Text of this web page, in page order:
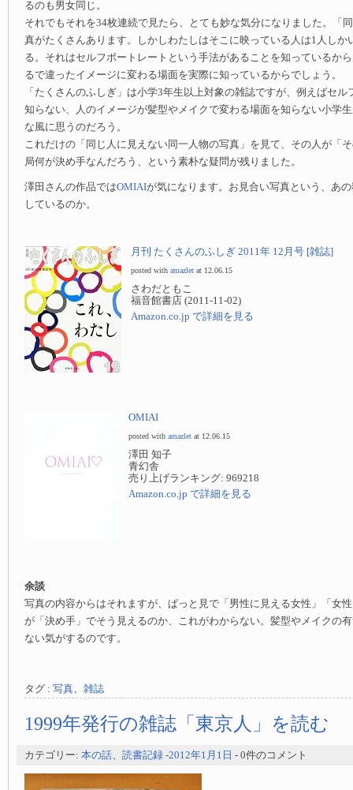
るのも男女同じ。
それでもそれを34枚連続で見たら、とても妙な気分になりました。「
真がたくさんあります。しかしわたしはそこに映っている人は1人しか
る。それはセルフポートレートという手法があることを知っているか
るで違ったイメージに変わる場面を実際に知っているからでしょう。
「たくさんのふしぎ」は小学3年生以上対象の雑誌ですが、例えばセル
知らない、人のイメージが髪型やメイクで変わる場面を知らない小学
な風に思うのだろう。
これだけの「同じ人に見えない同一人物の写真」を見て、その人が「
局何が決め手なんだろう、という素朴な疑問が残りました。
澤田さんの作品ではOMIAIが気になります。お見合い写真という、あ
しているのか。
月刊 たくさんのふしぎ 2011年 12月号 [雑誌]
posted with amazlet at 12.06.15
さわだともこ
福音館書店 (2011-11-02)
Amazon.co.jp で詳細を見る
OMIAI
posted with amazlet at 12.06.15
澤田 知子
青幻舎
売り上げランキング: 969218
Amazon.co.jp で詳細を見る
余談
写真の内容からはそれますが、ぱっと見で「男性に見える女性」「女
が「決め手」でそう見えるのか、これがわからない。髪型やメイクの
ない気がするのです。
タグ : 写真、 雑誌
1999年発行の雑誌「東京人」を読む
カテゴリー: 本の話、 読書記録 -2012年1月1日 - 0件のコメント